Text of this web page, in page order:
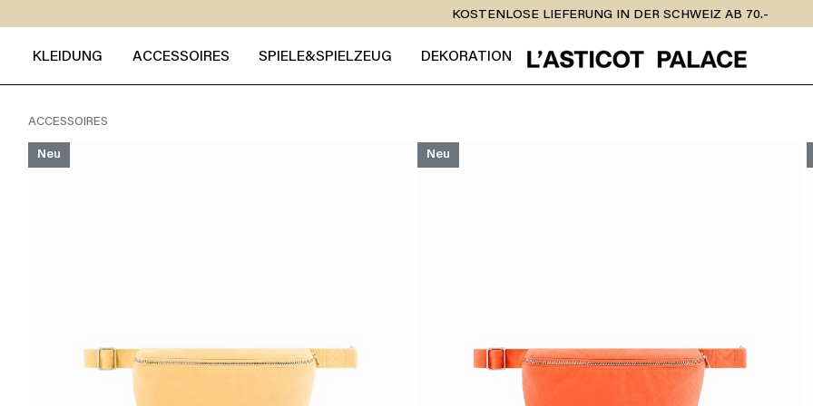
KOSTENLOSE LIEFERUNG IN DER SCHWEIZ AB 70.-
KLEIDUNG ACCESSOIRES SPIELE&SPIELZEUG DEKORATION
ACCESSOIRES
Neu Neu